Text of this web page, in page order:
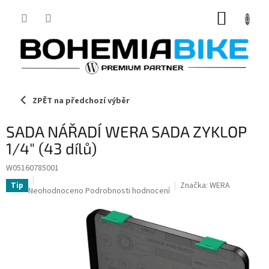
ZPĚT na předchozí výběr
SADA NÁŘADÍ WERA SADA ZYKLOP
1/4" (43 dílů)
W05160785001
Tip Průměrné
Neohodnoceno Podrobnosti hodnocení Značka: WERA